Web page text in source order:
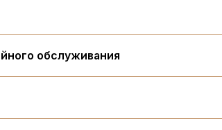
обслуживания